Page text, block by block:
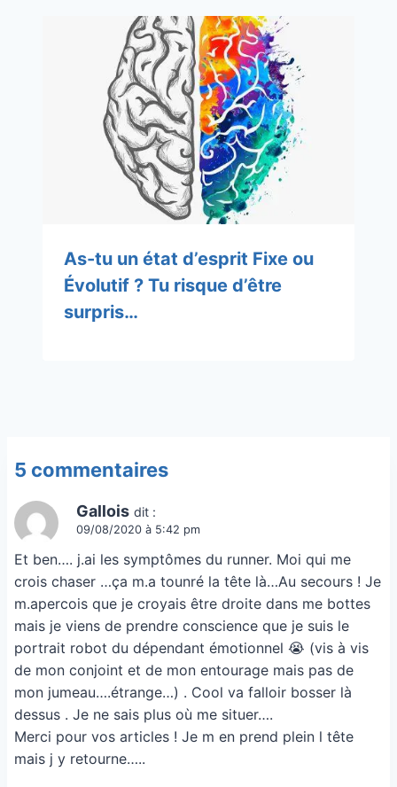
As-tu un état d’esprit Fixe ou
Évolutif ? Tu risque d’être
surpris…
5 commentaires
Gallois dit :
09/08/2020 à 5:42 pm
Et ben…. j.ai les symptômes du runner. Moi qui me
crois chaser …ça m.a tounré la tête là…Au secours ! Je
m.apercois que je croyais être droite dans me bottes
mais je viens de prendre conscience que je suis le
portrait robot du dépendant émotionnel 😭 (vis à vis
de mon conjoint et de mon entourage mais pas de
mon jumeau….étrange…) . Cool va falloir bosser là
dessus . Je ne sais plus où me situer….
Merci pour vos articles ! Je m en prend plein l tête
mais j y retourne…..